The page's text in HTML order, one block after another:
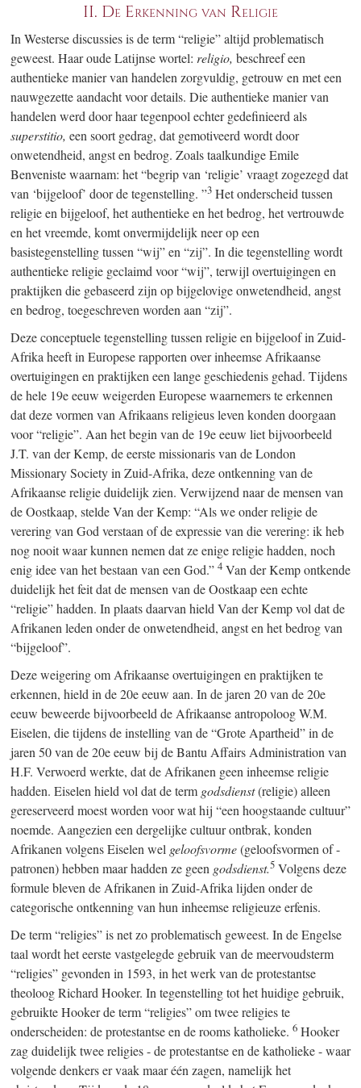
II. De Erkenning van Religie
In Westerse discussies is de term “religie” altijd problematisch
geweest. Haar oude Latijnse wortel: religio, beschreef een
authentieke manier van handelen zorgvuldig, getrouw en met een
nauwgezette aandacht voor details. Die authentieke manier van
handelen werd door haar tegenpool echter gedefinieerd als
superstitio, een soort gedrag, dat gemotiveerd wordt door
onwetendheid, angst en bedrog. Zoals taalkundige Emile
Benveniste waarnam: het “begrip van ‘religie’ vraagt zogezegd dat
van ‘bijgeloof’ door de tegenstelling. ”3 Het onderscheid tussen
religie en bijgeloof, het authentieke en het bedrog, het vertrouwde
en het vreemde, komt onvermijdelijk neer op een
basistegenstelling tussen “wij” en “zij”. In die tegenstelling wordt
authentieke religie geclaimd voor “wij”, terwijl overtuigingen en
praktijken die gebaseerd zijn op bijgelovige onwetendheid, angst
en bedrog, toegeschreven worden aan “zij”.
Deze conceptuele tegenstelling tussen religie en bijgeloof in Zuid-
Afrika heeft in Europese rapporten over inheemse Afrikaanse
overtuigingen en praktijken een lange geschiedenis gehad. Tijdens
de hele 19e eeuw weigerden Europese waarnemers te erkennen
dat deze vormen van Afrikaans religieus leven konden doorgaan
voor “religie”. Aan het begin van de 19e eeuw liet bijvoorbeeld
J.T. van der Kemp, de eerste missionaris van de London
Missionary Society in Zuid-Afrika, deze ontkenning van de
Afrikaanse religie duidelijk zien. Verwijzend naar de mensen van
de Oostkaap, stelde Van der Kemp: “Als we onder religie de
verering van God verstaan of de expressie van die verering: ik heb
nog nooit waar kunnen nemen dat ze enige religie hadden, noch
enig idee van het bestaan van een God.” 4 Van der Kemp ontkende
duidelijk het feit dat de mensen van de Oostkaap een echte
“religie” hadden. In plaats daarvan hield Van der Kemp vol dat de
Afrikanen leden onder de onwetendheid, angst en het bedrog van
“bijgeloof”.
Deze weigering om Afrikaanse overtuigingen en praktijken te
erkennen, hield in de 20e eeuw aan. In de jaren 20 van de 20e
eeuw beweerde bijvoorbeeld de Afrikaanse antropoloog W.M.
Eiselen, die tijdens de instelling van de “Grote Apartheid” in de
jaren 50 van de 20e eeuw bij de Bantu Affairs Administration van
H.F. Verwoerd werkte, dat de Afrikanen geen inheemse religie
hadden. Eiselen hield vol dat de term godsdienst(religie) alleen
gereserveerd moest worden voor wat hij “een hoogstaande cultuur”
noemde. Aangezien een dergelijke cultuur ontbrak, konden
Afrikanen volgens Eiselen wel geloofsvorme(geloofsvormen of -
patronen) hebben maar hadden ze geen godsdienst.5 Volgens deze
formule bleven de Afrikanen in Zuid-Afrika lijden onder de
categorische ontkenning van hun inheemse religieuze erfenis.
De term “religies” is net zo problematisch geweest. In de Engelse
taal wordt het eerste vastgelegde gebruik van de meervoudsterm
“religies” gevonden in 1593, in het werk van de protestantse
theoloog Richard Hooker. In tegenstelling tot het huidige gebruik,
gebruikte Hooker de term “religies” om twee religies te
onderscheiden: de protestantse en de rooms katholieke. 6 Hooker
zag duidelijk twee religies - de protestantse en de katholieke - waar
volgende denkers er vaak maar één zagen, namelijk het